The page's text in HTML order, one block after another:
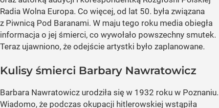
Radia Wolna Europa. Co więcej, od lat 50. była związana
z Piwnicą Pod Baranami. W maju tego roku media obiegła
informacja o jej śmierci, co wywołało powszechny smutek.
Teraz ujawniono, że odejście artystki było zaplanowane.
Kulisy śmierci Barbary Nawratowicz
Barbara Nawratowicz urodziła się w 1932 roku w Poznaniu.
Wiadomo, że podczas okupacji hitlerowskiej wstąpiła